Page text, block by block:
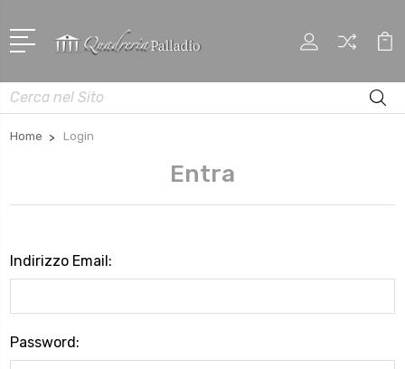
Cerca
Home Login
Entra
Indirizzo Email:
Password: